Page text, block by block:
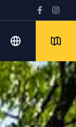
Jazyk Mapa